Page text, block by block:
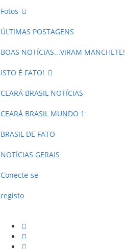
Fotos
ÚLTIMAS POSTAGENS
BOAS NOTÍCIAS...VIRAM MANCHETE!
ISTO É FATO!
CEARÁ BRASIL NOTÍCIAS
CEARÁ BRASIL MUNDO 1
BRASIL DE FATO
NOTÍCIAS GERAIS
Conecte-se
registo